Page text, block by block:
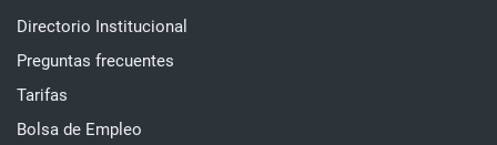
Directorio Institucional
Preguntas frecuentes
Tarifas
Bolsa de Empleo